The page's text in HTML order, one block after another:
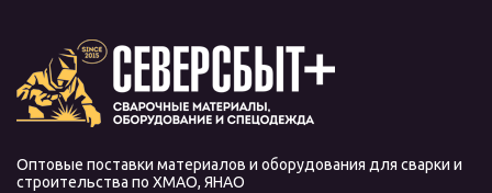
Оптовые поставки материалов и оборудования для сварки и
строительства по ХМАО, ЯНАО